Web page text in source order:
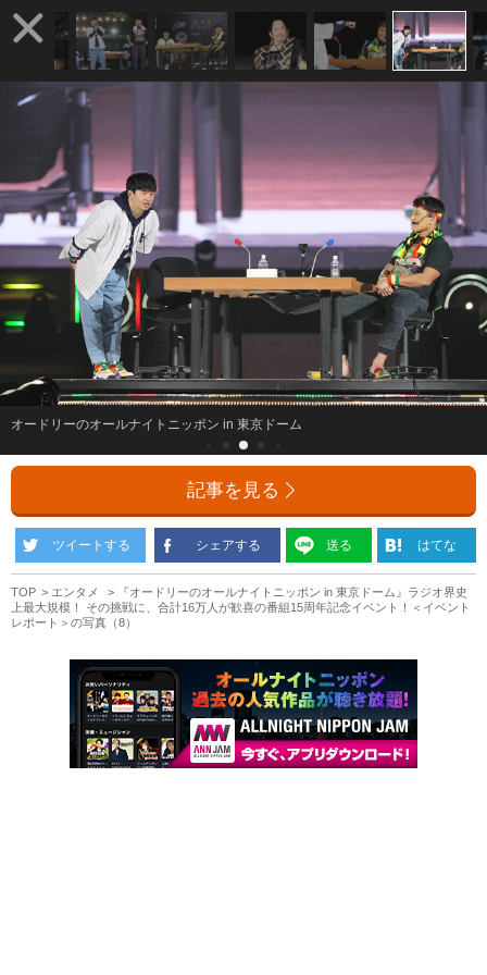
オードリーのオールナイトニッポン in 東京ドーム
記事を見る
ツイートする シェアする 送る はてな
TOP エンタメ
『オードリーのオールナイトニッポン in 東京ドーム』ラジオ界史
上最大規模！ その挑戦に、合計16万人が歓喜の番組15周年記念イベント！＜イベント
レポート＞の写真（8）